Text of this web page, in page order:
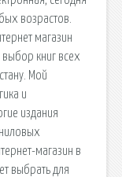
возрастов.
магазин
книг всех
Мой
и
издания
магазин в
выбрать для